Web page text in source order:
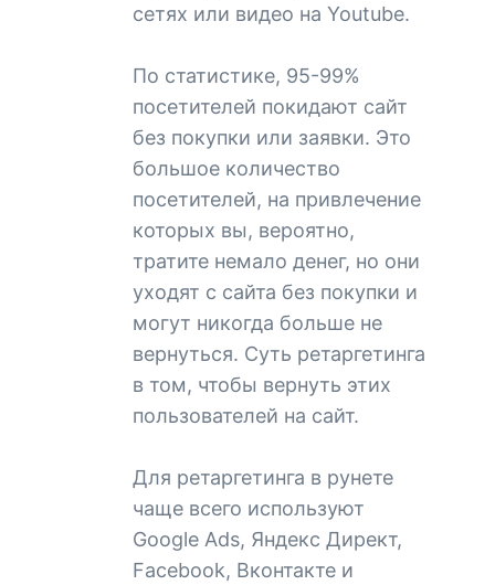
сетях или видео на Youtube.
По статистике, 95-99%
посетителей покидают сайт
без покупки или заявки. Это
большое количество
посетителей, на привлечение
которых вы, вероятно,
тратите немало денег, но они
уходят с сайта без покупки и
могут никогда больше не
вернуться. Суть ретаргетинга
в том, чтобы вернуть этих
пользователей на сайт.
Для ретаргетинга в рунете
чаще всего используют
Google Ads, Яндекс Директ,
Facebook, Вконтакте и